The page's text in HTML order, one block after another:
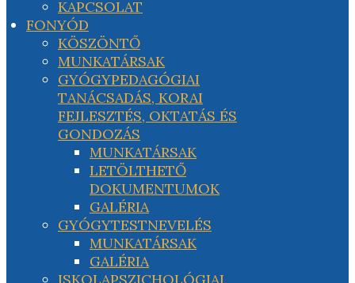
KAPCSOLAT
FONYÓD
KÖSZÖNTŐ
MUNKATÁRSAK
GYÓGYPEDAGÓGIAI
TANÁCSADÁS, KORAI
FEJLESZTÉS, OKTATÁS ÉS
GONDOZÁS
MUNKATÁRSAK
LETÖLTHETŐ
DOKUMENTUMOK
GALÉRIA
GYÓGYTESTNEVELÉS
MUNKATÁRSAK
GALÉRIA
ISKOLAPSZICHOLÓGIAI,